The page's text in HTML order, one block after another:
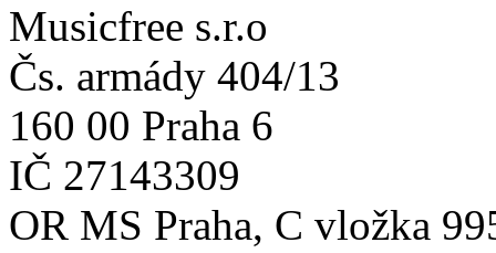
Musicfree s.r.o
Čs. armády 404/13
160 00 Praha 6
IČ 27143309
OR MS Praha, C vložka